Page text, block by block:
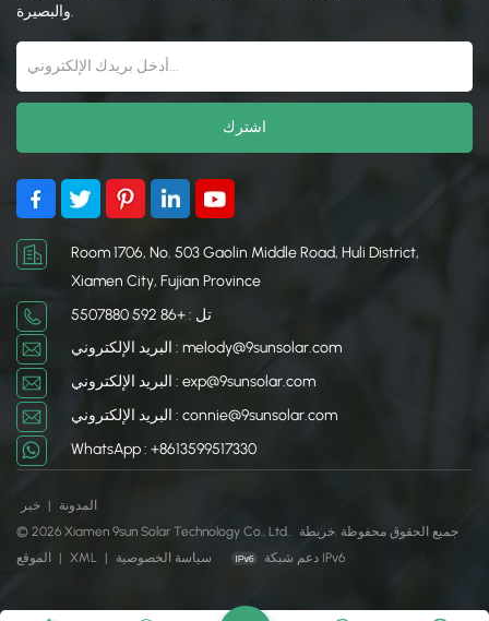
والبصيرة.
Room 1706, No. 503 Gaolin Middle Road, Huli District,
Xiamen City, Fujian Province
تل : +86 592 5507880
البريد الإلكتروني : melody@9sunsolar.com
البريد الإلكتروني : exp@9sunsolar.com
البريد الإلكتروني : connie@9sunsolar.com
WhatsApp : +8613599517330
المدونة | خبر
© 2026 Xiamen 9sun Solar Technology Co., Ltd.. جميع الحقوق محفوظة . خريطة
| XML | سياسة الخصوصية دعم شبكة IPv6